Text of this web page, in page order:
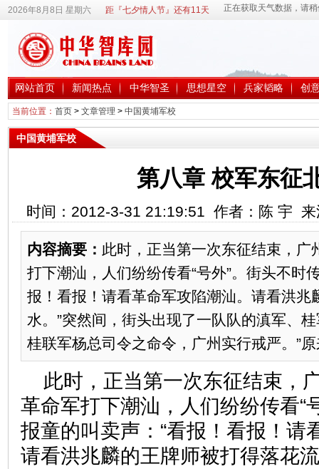
2026年8月8日 星期六 距『七夕情人节』还有11天
网站首页 新闻热点 中华智圣 思想星空 兵家韬略 创
当前位置： 首页> 文章管理 > 中国黄埔军校
中国黄埔军校
第八章 校军东征
时间：2012-3-31 21:19:51 作者：陈 宇
内容摘要： 此时，正当第一次东征结束，广
打下潮汕，人们纷纷传看“号外”。街头不时
报！看报！请看革命军攻陷潮汕。请看洪兆
水。”突然间，街头出现了一队队的滇军、
桂联军杨总司令之命令，广州实行戒严。”
此时，正当第一次东征结束，
革命军打下潮汕，人们纷纷传看“
报童的叫卖声：“看报！看报！请
请看洪兆麟的王牌师被打得落花